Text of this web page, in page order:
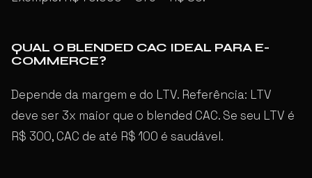
QUAL O BLENDED CAC IDEAL PARA E-
COMMERCE?
Depende da margem e do LTV. Referência: LTV
deve ser 3x maior que o blended CAC. Se seu LTV é
R$ 300, CAC de até R$ 100 é saudável.